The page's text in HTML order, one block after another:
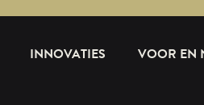
INNOVATIES VOOR EN